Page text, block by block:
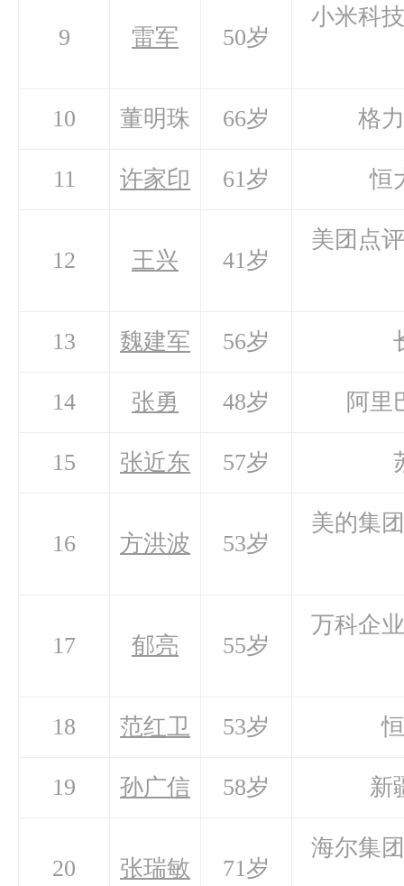
9 雷军 50岁
小米科
10 董明珠 66岁 格
11 许家印 61岁 恒
12 王兴 41岁
美团点
13 魏建军 56岁
14 张勇 48岁 阿里
15 张近东 57岁
16 方洪波 53岁
美的集
17 郁亮 55岁
万科企
18 范红卫 53岁
19 孙广信 58岁 新
20 张瑞敏 71岁
海尔集